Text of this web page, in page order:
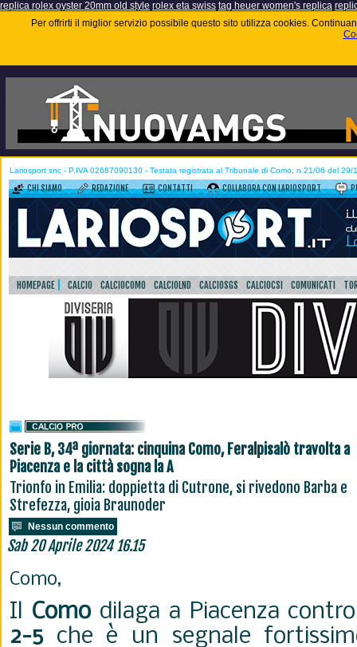
replica rolex oyster 20mm old style rolex eta swiss tag heuer women's replica
Per offrirti il miglior servizio possibile questo sito utilizza cookies.
Lariosport snc - P.IVA 02687090130 - Testata registrata al Tribunale di Como, n.21/06 del 29/
CHI SIAMO REDAZIONE CONTATTI COLLABORA CON LARIOSPORT
HOMEPAGE CALCIO CALCIOCOMO CALCIOLND CALCIOSGS CALCIOCSI COMUNICATI
Serie B, 34ª giornata: cinquina Como, Feralpisalò travolta a
Piacenza e la città sogna la A
Trionfo in Emilia: doppietta di Cutrone, si rivedono Barba e
Strefezza, gioia Braunoder
Nessun commento
Sab 20 Aprile 2024 16.15
Como,
Il Comodilaga a Piacenza
2-5che è un segnale